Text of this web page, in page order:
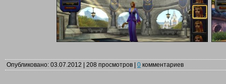
Опубликовано: 03.07.2012 | 208 просмотров | 0 комментариев